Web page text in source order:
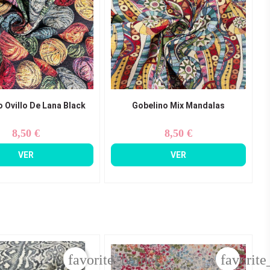
Ovillo De Lana Black
Precio
8,50 €
VER
Gobelino Mix Mandalas
Precio
8,50 €
VER
favorite_border